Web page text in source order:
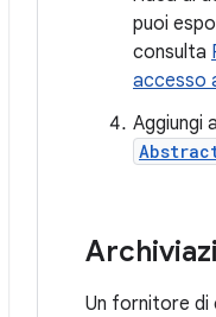
puoi
consulta
accesso
Aggiungi
Un fornitore di